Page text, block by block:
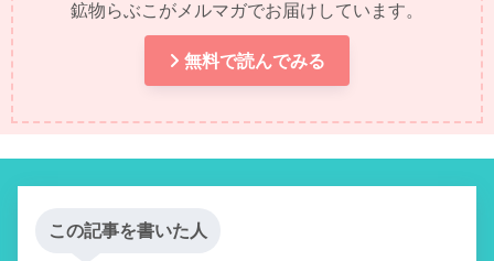
鉱物らぶこがメルマガでお届けしています。
無料で読んでみる
この記事を書いた人